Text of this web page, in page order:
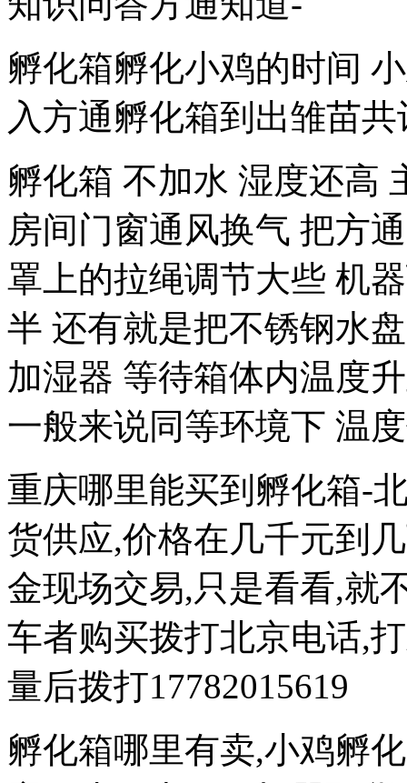
孵化箱孵化小鸡的时间
入方通孵化箱到出雏苗共
孵化箱 不加水 湿度还高
房间门窗通风换气 把方
罩上的拉绳调节大些 机
半 还有就是把不锈钢水
加湿器 等待箱体内温度
一般来说同等环境下 温
重庆哪里能买到孵化箱-
货供应,价格在几千元到
金现场交易,只是看看,就
车者购买拨打北京电话,
量后拨打17782015619
孵化箱哪里有卖,小鸡孵